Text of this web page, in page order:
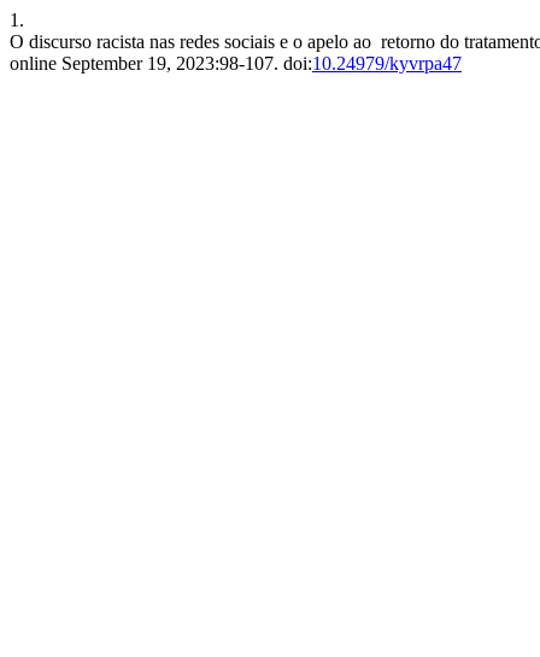
1.
O discurso racista nas redes sociais e o apelo ao retorno do
online September 19, 2023:98-107. doi:10.24979/kyvrpa47